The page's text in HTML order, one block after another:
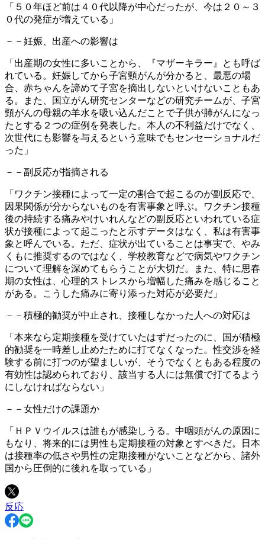
「５０年ほど前は４０代以降が中心だったが、今は２０～３
０代の発症が増えている」
－－妊娠、出産への影響は
「出産期の女性に多いことから、『マザーキラー』とも呼ば
れている。妊娠してから子宮頸がんが分かると、最悪の場
合、赤ちゃんを諦めて子宮を摘出しないといけないこともあ
る。また、国立がん研究センターなどの研究チームが、子宮
頸がんの母親の羊水を吸い込んだことで子供が肺がんになっ
たとする２つの症例を発表した。本人の不利益だけでなく、
次世代にも影響を与えるという意味でもセンセーショナルだ
った」
－－副反応が指摘される
「ワクチン接種によって一定の割合で起こるのが副反応で、
因果関係が分からないものを有害事象と呼ぶ。ワクチン接種
後の持続する痛みやけいれんなどの副反応といわれている症
状が接種によって起こったと示すデータはなく、私は有害事
象と呼んでいる。ただ、症状が出ていることは事実で、やみ
くもに推奨するのではなく、学校教育などで病気やワクチン
について理解を深めてもらうことが大切だ。また、特に思春
期の女性は、心理的ストレスから増幅した痛みを感じること
がある。こうした痛みに寄り添った対応が必要だ」
－－積極的勧奨が中止され、接種しなかった人への対応は
「本来なら定期接種を受けていたはずだったのに、国が積極
的勧奨を一時差し止めたために打てなくなった。性交渉を経
験する前に打つのが望ましいが、そうでなくともある程度の
有効性は認められており、該当する人には無償で打てるよう
にしなければならない」
－－女性だけの課題か
「ＨＰＶウイルスは誰もが感染しうる。中咽頭がんの原因に
もなり、将来的には男性も定期接種の対象とすべきだ。日本
は接種率の低さや男性の定期接種がないことなどから、諸外
国から圧倒的に後れを取っている」
反応